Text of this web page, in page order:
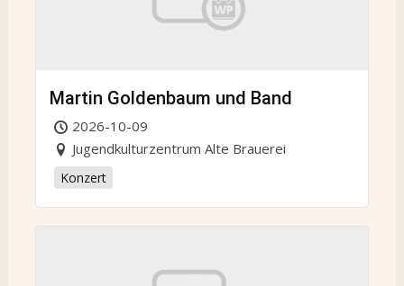
Martin Goldenbaum und Band
2026-10-09
Jugendkulturzentrum Alte Brauerei
Konzert